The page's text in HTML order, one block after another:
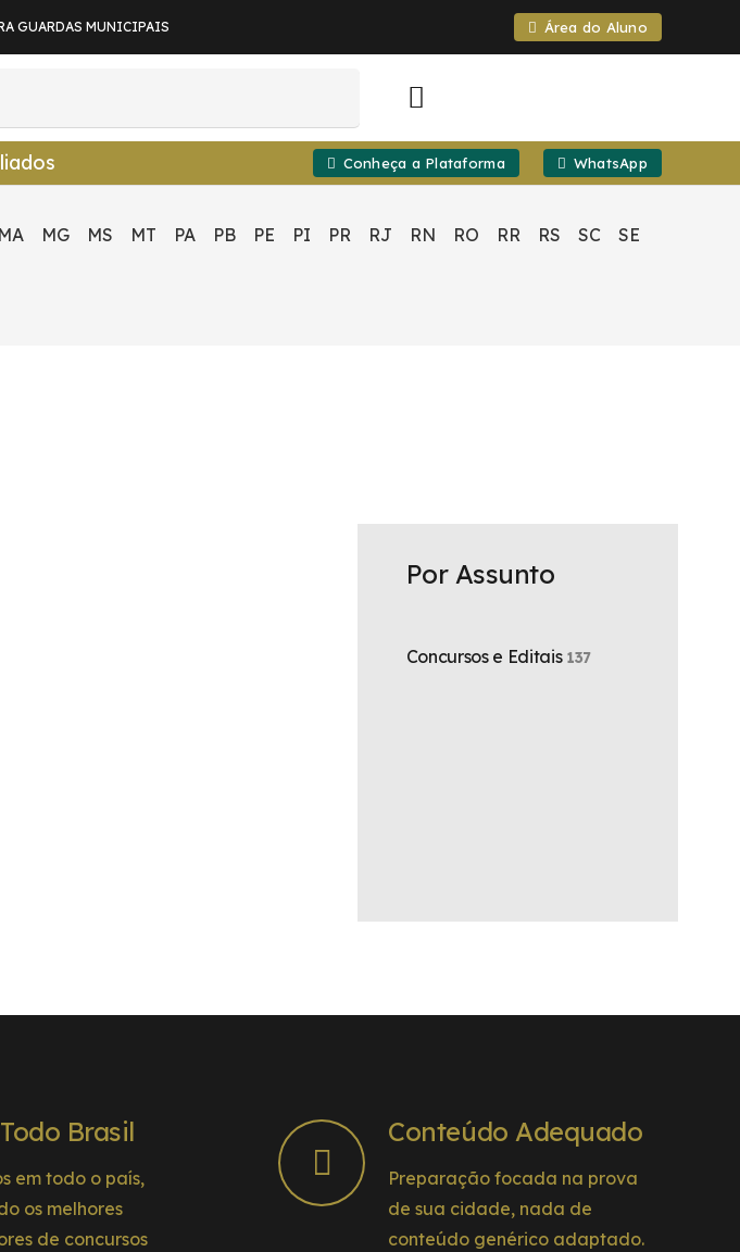
GUARDAS MUNICIPAIS Área do Aluno
Conheça a Plataforma WhatsApp
MA MG MS MT PA PB PE PI PR RJ RN RO RR RS SC
SE
Por Assunto
Concursos e Editais 137
Brasil
em todo o país,
os melhores
de concursos
Conteúdo Adequado
Preparação focada na prova
de sua cidade, nada de
conteúdo genérico adaptado.